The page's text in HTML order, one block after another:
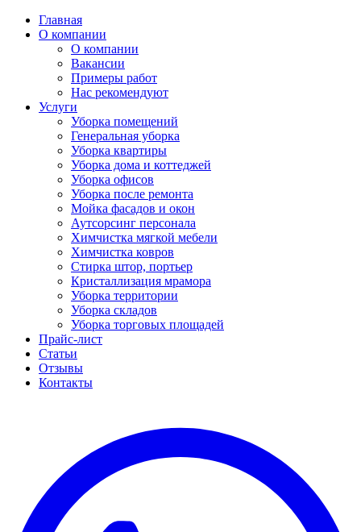
Главная
О компании
О компании
Вакансии
Примеры работ
Нас рекомендуют
Услуги
Уборка помещений
Генеральная уборка
Уборка квартиры
Уборка дома и коттеджей
Уборка офисов
Уборка после ремонта
Мойка фасадов и окон
Аутсорсинг персонала
Химчистка мягкой мебели
Химчистка ковров
Стирка штор, портьер
Кристаллизация мрамора
Уборка территории
Уборка складов
Уборка торговых площадей
Прайс-лист
Cтатьи
Отзывы
Контакты